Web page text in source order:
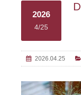
2026
4/25
2026.04.25